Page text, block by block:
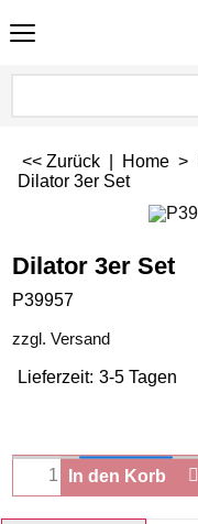
<< Zurück Home >
Dilator 3er Set
Dilator 3er Set
P39957
zzgl. Versand
Lieferzeit: 3-5 Tagen
In den Korb